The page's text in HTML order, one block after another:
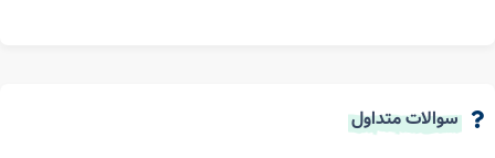
سوالات متداول